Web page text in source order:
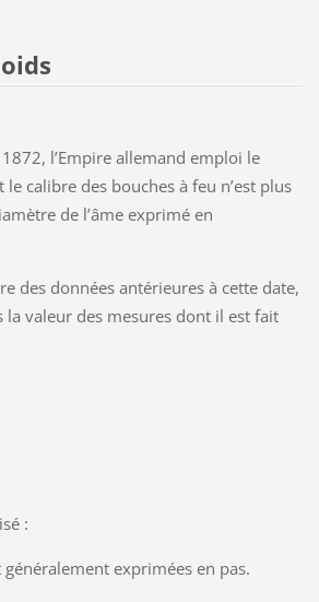
l’Empire allemand emploi le
calibre des bouches à feu n’est plus
de l’âme exprimé en
des données antérieures à cette date,
valeur des mesures dont il est fait
:
généralement exprimées en pas.